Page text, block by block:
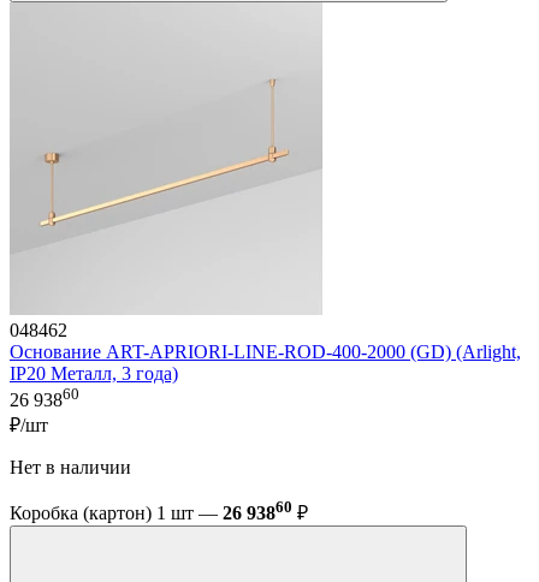
048462
Основание ART-APRIORI-LINE-ROD-400-2000 (GD) (Arlight,
IP20 Металл, 3 года)
26 93860
₽/шт
Нет в наличии
Коробка (картон) 1 шт — 26 93860 ₽